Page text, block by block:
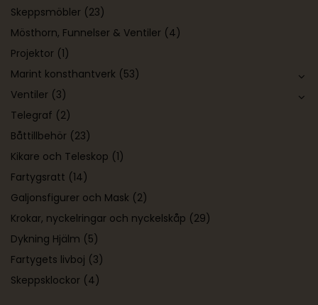
Skeppsmöbler (23)
Mösthorn, Funnelser & Ventiler (4)
Projektor (1)
Marint konsthantverk (53)
Ventiler (3)
Telegraf (2)
Båttillbehör (23)
Kikare och Teleskop (1)
Fartygsratt (14)
Galjonsfigurer och Mask (2)
Krokar, nyckelringar och nyckelskåp (29)
Dykning Hjälm (5)
Fartygets livboj (3)
Skeppsklockor (4)